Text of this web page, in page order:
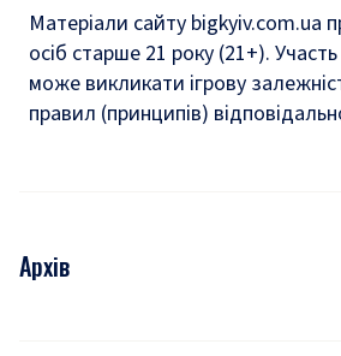
Матеріали сайту bigkyiv.com.ua
осіб старше 21 року (21+).
може викликати ігрову
правил (принципів)
Архів